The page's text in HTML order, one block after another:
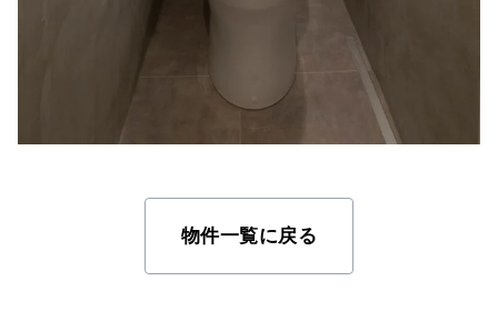
物件一覧に戻る